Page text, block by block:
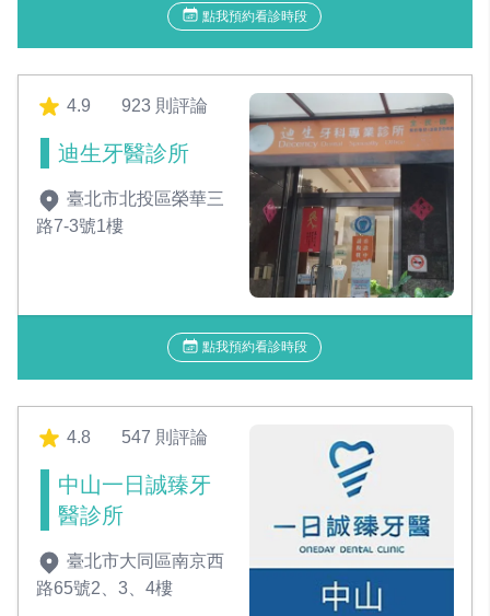
點我預約看診時段
4.9 923 則評論
迪生牙醫診所
臺北市北投區榮華三
路7-3號1樓
點我預約看診時段
4.8 547 則評論
中山一日誠臻牙
醫診所
臺北市大同區南京西
路65號2、3、4樓